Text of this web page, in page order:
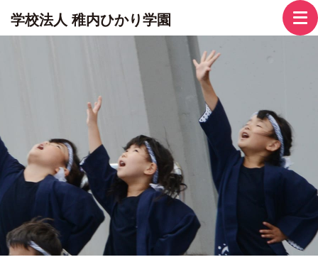
学校法人 稚内ひかり学園